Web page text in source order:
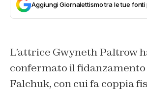
Aggiungi Giornalettismo tra le tue
L’attrice Gwyneth Paltrow
confermato il
Falchuk, con cui fa coppia